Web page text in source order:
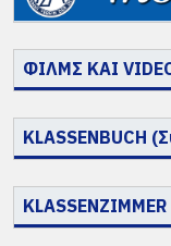
ΦΙΛΜΣ ΚΑΙ
KLASSENBUCH
KLASSENZIMMER